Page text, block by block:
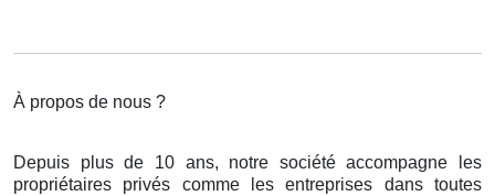
À propos de nous ?
Depuis plus de 10 ans, notre société accompagne les
propriétaires privés comme les entreprises dans toutes